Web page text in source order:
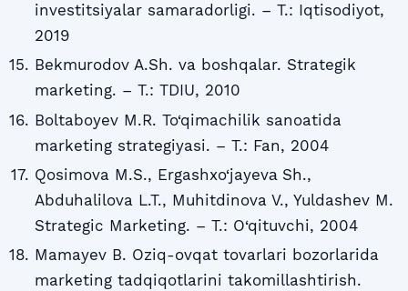
investitsiyalar samaradorligi. – T.: Iqtisodiyot,
2019
Bekmurodov A.Sh. va boshqalar. Strategik
marketing. – T.: TDIU, 2010
Boltaboyev M.R. To‘qimachilik sanoatida
marketing strategiyasi. – T.: Fan, 2004
Qosimova M.S., Ergashxo‘jayevа Sh.,
Abduhalilova L.T., Muhitdinova V., Yuldashev M.
Strategic Marketing. – T.: O‘qituvchi, 2004
Mamayev B. Oziq-ovqat tovarlari bozorlarida
marketing tadqiqotlarini takomillashtirish.